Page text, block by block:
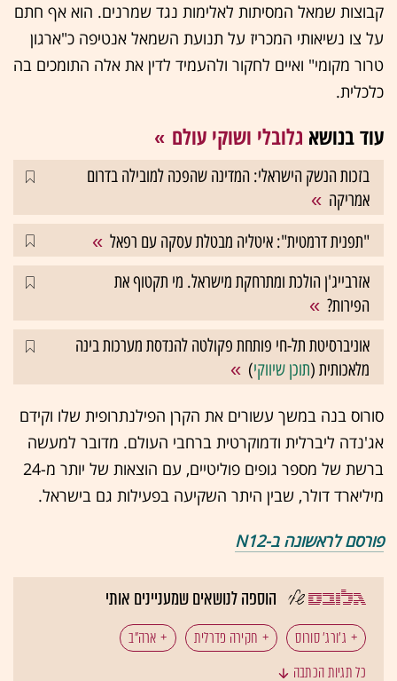
קבוצות שמאל המסיתות לאלימות נגד שמרנים. הוא אף חתם
על צו נשיאותי המכריז על תנועת השמאל אנטיפה כ"ארגון
טרור מקומי" ואיים לחקור ולהעמיד לדין את אלה התומכים בה
כלכלית.
עוד בנושא גלובלי ושוקי עולם
בזכות הנשק הישראלי: המדינה שהפכה למובילה בדרום
אמריקה
"תפנית דרמטית": איטליה מבטלת עסקה עם רפאל
אזרבייג'ן הולכת ומתרחקת מישראל. מי תקטוף את
הפירות?
אוניברסיטת תל-חי פותחת פקולטה להנדסת מערכות בינה
מלאכותית (תוכן שיווקי)
סורוס בנה במשך עשורים את הקרן הפילנתרופית שלו וקידם
אג'נדה ליברלית ודמוקרטית ברחבי העולם. מדובר למעשה
ברשת של מספר גופים פוליטיים, עם הוצאות של יותר מ-24
מיליארד דולר, שבין היתר השקיעה בפעילות גם בישראל.
פורסם לראשונה ב-N12
הוספה לנושאים שמעניינים אותי
ג'ורג' סורוס חקירה פדרלית ארה"ב
כל תגיות הכתבה